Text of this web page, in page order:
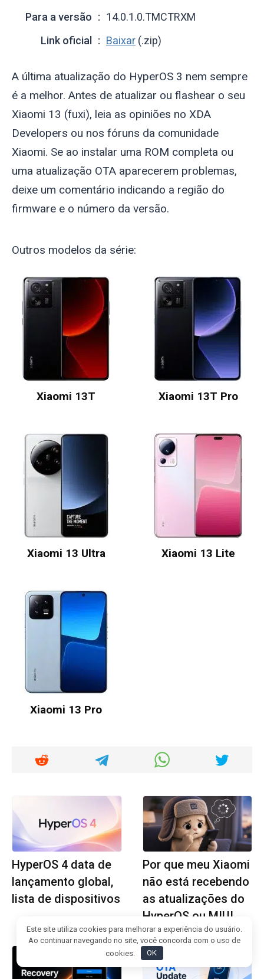
Para a versão
14.0.1.0.TMCTRXM
Link oficial
Baixar (.zip)
A última atualização do HyperOS 3 nem sempre
é a melhor. Antes de atualizar ou flashear o seu
Xiaomi 13 (fuxi), leia as opiniões no XDA
Developers ou nos fóruns da comunidade
Xiaomi. Se ao instalar uma ROM completa ou
uma atualização OTA aparecerem problemas,
deixe um comentário indicando a região do
firmware e o número da versão.
Outros modelos da série:
Xiaomi 13T Xiaomi 13T Pro
Xiaomi 13 Ultra Xiaomi 13 Lite
Xiaomi 13 Pro
HyperOS 4 data de
lançamento global,
lista de dispositivos
Por que meu Xiaomi
não está recebendo
as atualizações do
HyperOS ou MIUI
Este site utiliza cookies para melhorar a experiência do usuário.
Ao continuar navegando no site, você concorda com o uso de
cookies.
OK